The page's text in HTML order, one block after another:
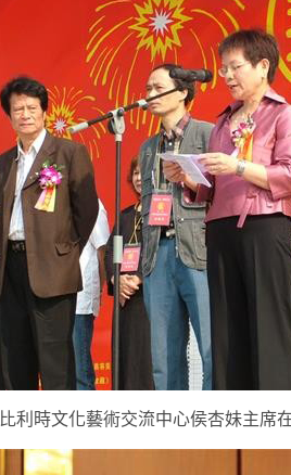
比利時文化藝術交流中心侯杏妹主席